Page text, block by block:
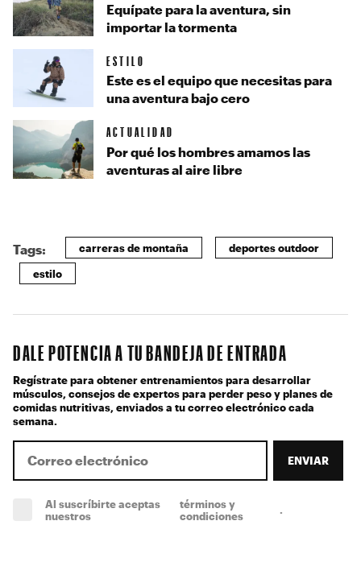
Equípate para la aventura, sin
importar la tormenta
ESTILO
Este es el equipo que necesitas para
una aventura bajo cero
ACTUALIDAD
Por qué los hombres amamos las
aventuras al aire libre
Tags: carreras de montaña deportes outdoor
estilo
DALE POTENCIA A TU BANDEJA DE ENTRADA
Regístrate para obtener entrenamientos para desarrollar
músculos, consejos de expertos para perder peso y planes de
comidas nutritivas, enviados a tu correo electrónico cada
semana.
ENVIAR
Al suscríbirte aceptas
nuestros
términos y
condiciones
.